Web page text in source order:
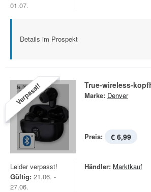
01.07.
Details im Prospekt
Verpasst! True-wireless-
Marke: Denver
Preis: € 6,99
Leider verpasst!
Gültig: 21.06. -
27.06.
Händler: Marktkauf